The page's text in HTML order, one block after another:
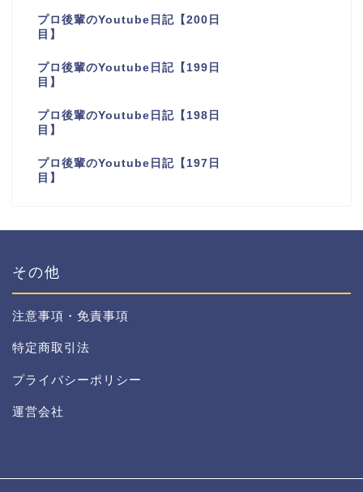
プロ後輩のYoutube日記【200日
目】
プロ後輩のYoutube日記【199日
目】
プロ後輩のYoutube日記【198日
目】
プロ後輩のYoutube日記【197日
目】
その他
注意事項・免責事項
特定商取引法
プライバシーポリシー
運営会社